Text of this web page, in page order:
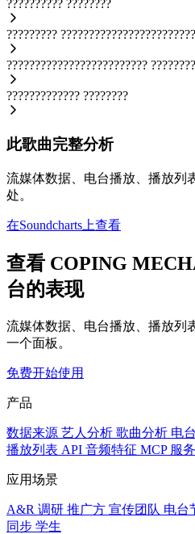
?????????? ????????
????????? ????????????????????????
?????????????????????????
????????????? ????????
此歌曲完整分析
流媒体数据、电台播放、播放列
处。
在Soundcharts上查看
查看 COPING
台的表现
流媒体数据、电台播放、播放
一个面板。
免费开始使用
产品
数据来源 艺人分析 歌曲分析 电
播放列表 API 音频特征 MCP 服
应用场景
A&R 调研 推广方 宣传团队 电台
同步 学生